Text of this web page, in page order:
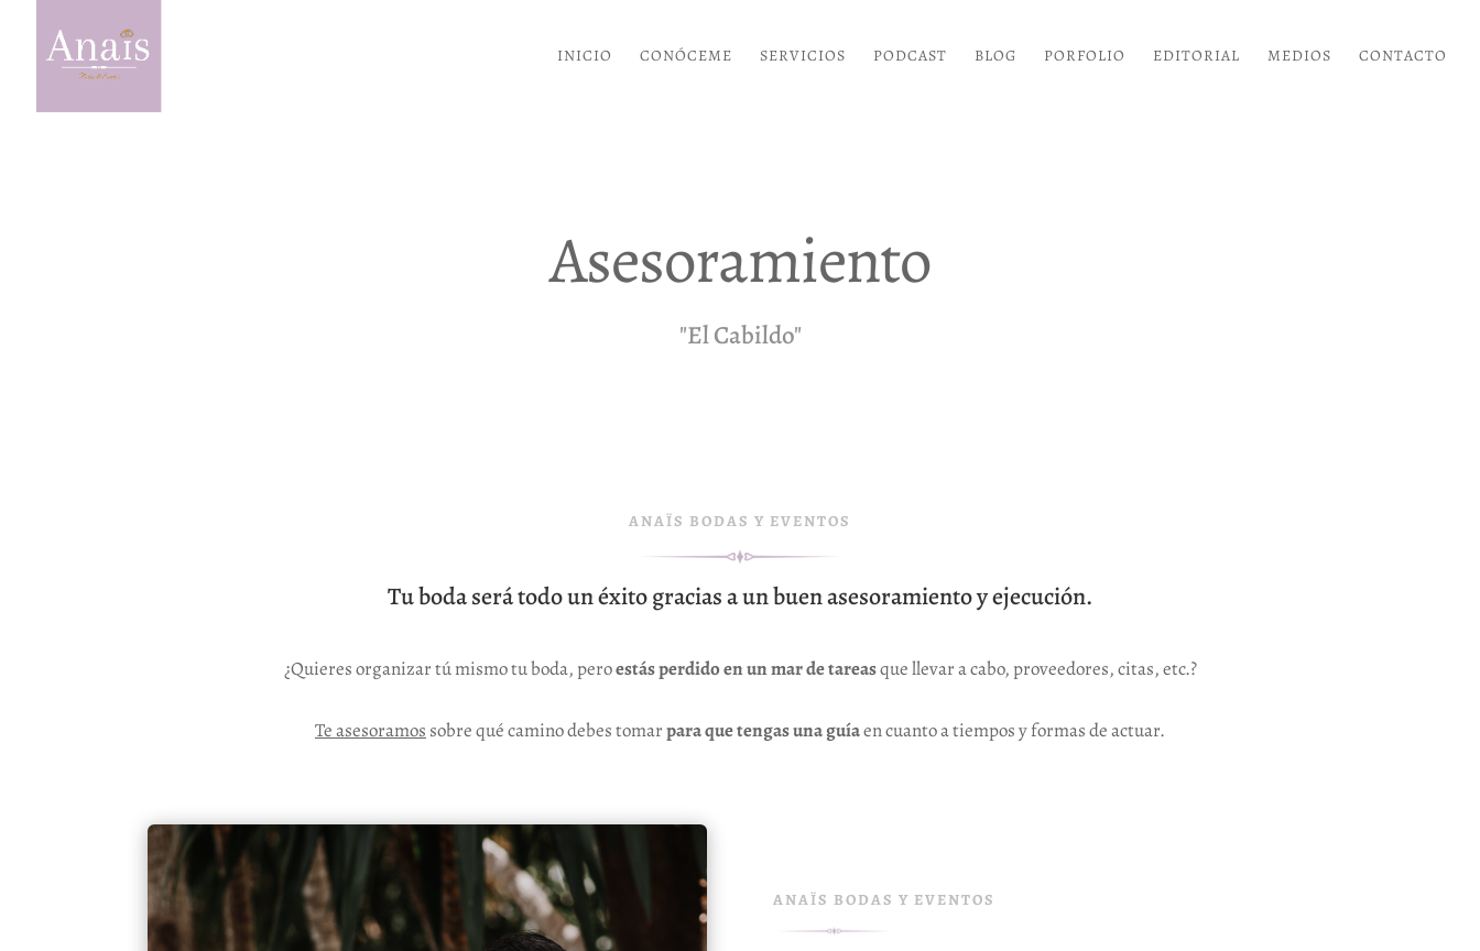
INICIO CONÓCEME SERVICIOS PODCAST BLOG PORFOLIO EDITORIAL MEDIOS CONTACTO
Asesoramiento
"El Cabildo"
ANAÏS BODAS Y EVENTOS
Tu boda será todo un éxito gracias a un buen asesoramiento y ejecución.
¿Quieres organizar tú mismo tu boda, peroestás perdido en un mar de tareasque llevar a cabo, proveedores, citas, etc.?
Te asesoramos sobre qué camino debes tomarpara que tengas una guíaen cuanto a tiempos y formas de actuar.
ANAÏS BODAS Y EVENTOS